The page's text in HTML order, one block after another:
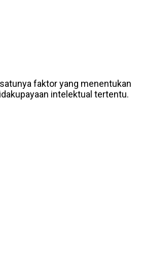
faktor yang menentukan
intelektual tertentu.